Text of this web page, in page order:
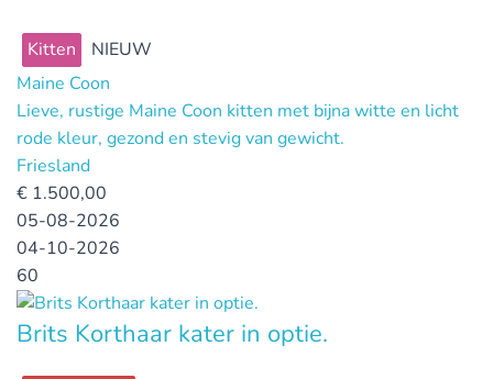
Kitten
NIEUW
Maine Coon
Lieve, rustige Maine Coon kitten met bijna witte en licht
rode kleur, gezond en stevig van gewicht.
Friesland
€ 1.500,00
05-08-2026
04-10-2026
60
Brits Korthaar kater in optie.